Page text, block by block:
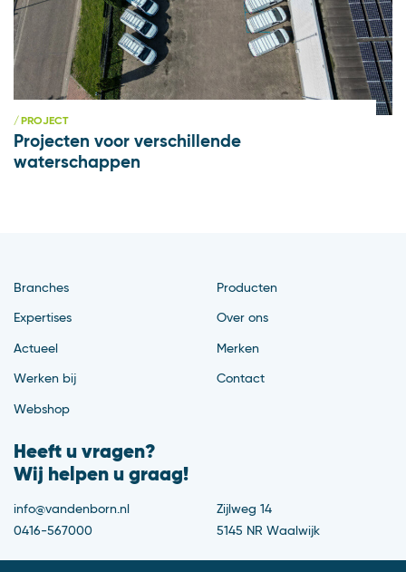
PROJECT
Projecten voor verschillende
waterschappen
Branches
Expertises
Actueel
Werken bij
Webshop
Producten
Over ons
Merken
Contact
Heeft u vragen?
Wij helpen u graag!
info@vandenborn.nl
0416-567000
Zijlweg 14
5145 NR Waalwijk